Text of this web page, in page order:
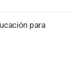
para